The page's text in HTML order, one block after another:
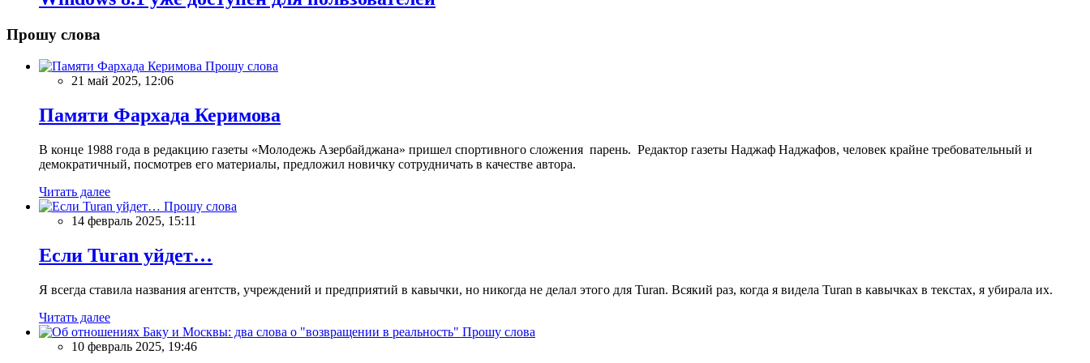
Прошу слова
Прошу слова
21 май 2025, 12:06
Памяти Фархада Керимова
В конце 1988 года в редакцию газеты «Молодежь Азербайджана» пришел спортивного сложения парень. Редактор газеты Наджаф Наджафов, человек крайне требовательный и
демократичный, посмотрев его материалы, предложил новичку сотрудничать в качестве автора.
Читать далее
Прошу слова
14 февраль 2025, 15:11
Если Turan уйдет…
Я всегда ставила названия агентств, учреждений и предприятий в кавычки, но никогда не делал этого для Turan. Всякий раз, когда я видела Turan в кавычках в текстах, я убирала их.
Читать далее
Прошу слова
10 февраль 2025, 19:46